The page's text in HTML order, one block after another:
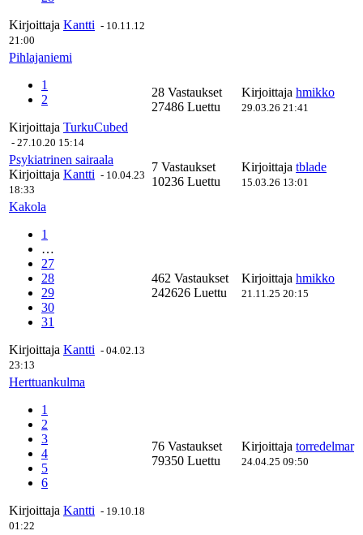
Kirjoittaja Kantti - 10.11.12
21:00
Pihlajaniemi
1
2
Kirjoittaja TurkuCubed
- 27.10.20 15:14
28 Vastaukset
27486 Luettu
Kirjoittaja hmikko
29.03.26 21:41
Psykiatrinen sairaala
Kirjoittaja Kantti - 10.04.23
18:33
7 Vastaukset
10236 Luettu
Kirjoittaja tblade
15.03.26 13:01
Kakola
1
…
27
28
29
30
31
Kirjoittaja Kantti - 04.02.13
23:13
462 Vastaukset
242626 Luettu
Kirjoittaja hmikko
21.11.25 20:15
Herttuankulma
1
2
3
4
5
6
Kirjoittaja Kantti - 19.10.18
01:22
76 Vastaukset
79350 Luettu
Kirjoittaja torredelmar
24.04.25 09:50